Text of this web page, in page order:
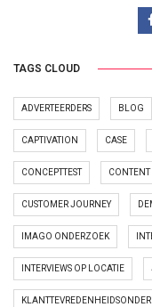
TAGS CLOUD
ADVERTEERDERS BLOG
CAPTIVATION CASE
CONCEPTTEST CONTENT
CUSTOMER JOURNEY
IMAGO ONDERZOEK
INTERVIEWS OP LOCATIE